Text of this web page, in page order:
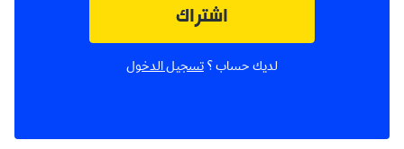
اشتراك
لديك حساب ؟ تسجيل الدخول